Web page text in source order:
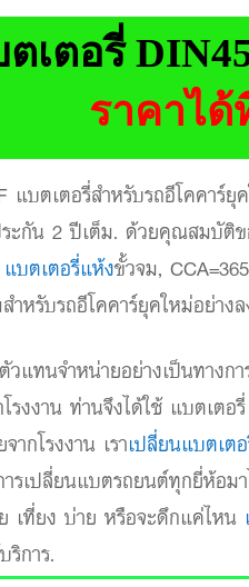
เตอรี่
ราคาไ
แบตเตอรี่สำหรับรถอีโคคาร์
ะกัน 2 ปีเต็ม. ด้วยคุณสมบัติ
แบตเตอรี่แห้งขั้วจม,
หรับรถอีโคคาร์ยุคใหม่อย่าง
วแทนจำหน่ายอย่างเป็นทางก
งงาน ท่านจึงได้ใช้ แบตเตอ
กโรงงาน เราเปลี่ยนแบตเต
รเปลี่ยนแบตรถยนต์ทุกยี่ห้อ
เที่ยง บ่าย หรือจะดึกแค่ไหน
การ.